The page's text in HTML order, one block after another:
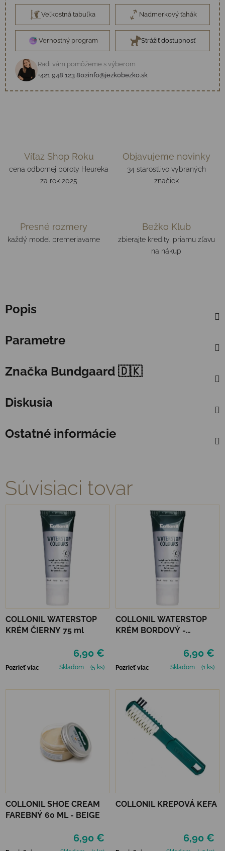
Veľkostná tabuľka Nadmerkový ťahák
Vernostný program Strážiť dostupnosť
Radi vám pomôžeme s výberom
+421 948 123 802info@jezkobezko.sk
Víťaz Shop Roku
cena odbornej poroty Heureka
za rok 2025
Objavujeme novinky
34 starostlivo vybraných
značiek
Presné rozmery
každý model premeriavame
Bežko Klub
zbierajte kredity, priamu zľavu
na nákup
Popis
Parametre
Značka Bundgaard 🇩🇰
Diskusia
Ostatné informácie
Súvisiaci tovar
COLLONIL WATERSTOP
KRÉM ČIERNY 75 ml
6,90 €
Pozrieť viac Skladom (5 ks)
COLLONIL WATERSTOP
KRÉM BORDOVÝ -
6,90 €
Pozrieť viac Skladom (1 ks)
COLLONIL SHOE CREAM
FAREBNÝ 60 ML - BEIGE
6,90 €
COLLONIL KREPOVÁ KEFA
6,90 €